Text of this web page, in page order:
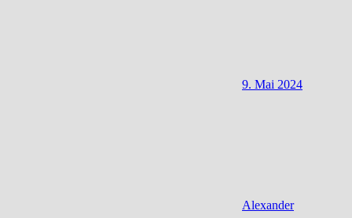
9. Mai 2024
Alexander